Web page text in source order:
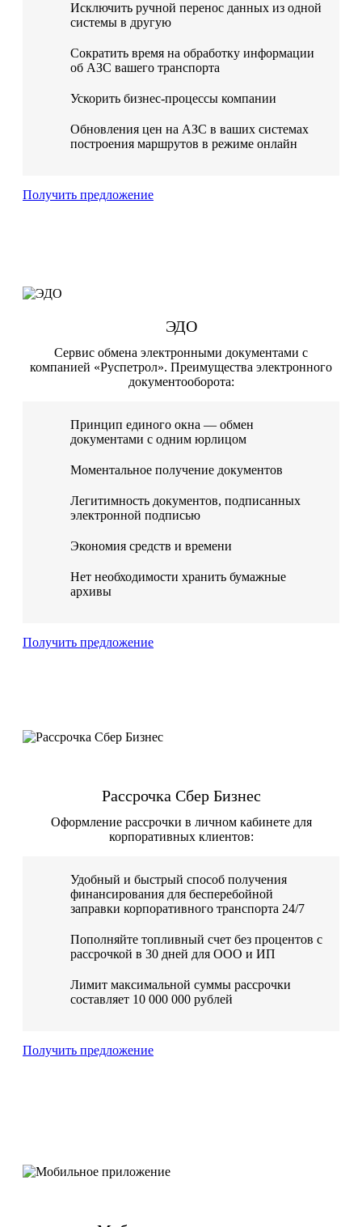
Исключить ручной перенос данных из одной
системы в другую
Сократить время на обработку информации
об АЗС вашего транспорта
Ускорить бизнес-процессы компании
Обновления цен на АЗС в ваших системах
построения маршрутов в режиме онлайн
Получить предложение
ЭДО
Сервис обмена электронными документами с
компанией «Руспетрол». Преимущества электронного
документооборота:
Принцип единого окна — обмен
документами с одним юрлицом
Моментальное получение документов
Легитимность документов, подписанных
электронной подписью
Экономия средств и времени
Нет необходимости хранить бумажные
архивы
Получить предложение
Рассрочка Сбер Бизнес
Оформление рассрочки в личном кабинете для
корпоративных клиентов:
Удобный и быстрый способ получения
финансирования для бесперебойной
заправки корпоративного транспорта 24/7
Пополняйте топливный счет без процентов с
рассрочкой в 30 дней для ООО и ИП
Лимит максимальной суммы рассрочки
составляет 10 000 000 рублей
Получить предложение